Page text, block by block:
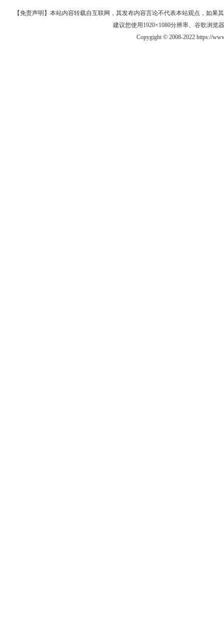
【免责声明】本站内容转载自互联网，其发布内容言论不代表本站观点，如果
建议您使用1920×1080分辨率、谷歌浏览
Copygight © 2008-2022 https://